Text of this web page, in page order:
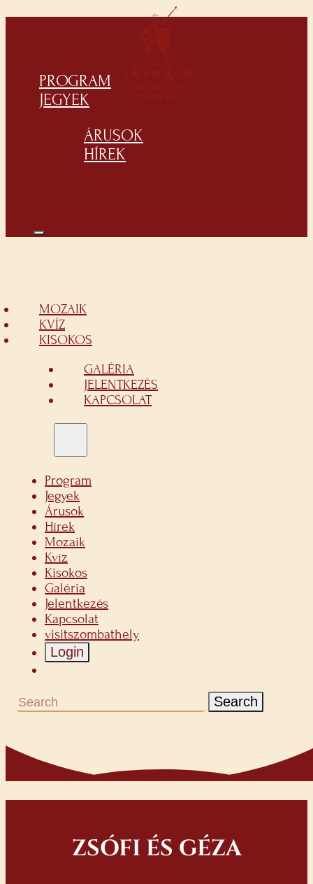
PROGRAM
JEGYEK
ÁRUSOK
HÍREK
MOZAIK
KVÍZ
KISOKOS
GALÉRIA
JELENTKEZÉS
KAPCSOLAT
Program
Jegyek
Árusok
Hírek
Mozaik
Kvíz
Kisokos
Galéria
Jelentkezés
Kapcsolat
visitszombathely
Login
Search
ZSÓFI ÉS GÉZA